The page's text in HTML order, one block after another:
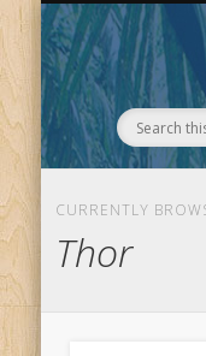
CURRENTLY
Thor